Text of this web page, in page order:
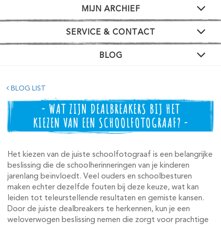
MIJN ARCHIEF
SERVICE & CONTACT
BLOG
BLOG LIST
- WAT ZIJN DEALBREAKERS BIJ HET
KIEZEN VAN EEN SCHOOLFOTOGRAAF? -
Het kiezen van de juiste schoolfotograaf is een belangrijke
beslissing die de schoolherinneringen van je kinderen
jarenlang beïnvloedt. Veel ouders en schoolbesturen
maken echter dezelfde fouten bij deze keuze, wat kan
leiden tot teleurstellende resultaten en gemiste kansen.
Door de juiste dealbreakers te herkennen, kun je een
weloverwogen beslissing nemen die zorgt voor prachtige